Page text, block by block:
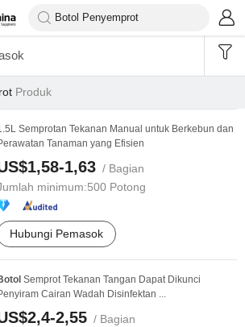
Produk
Semprotan Tekanan Manual untuk Berkebun dan
Tanaman yang Efisien
1,63 / Bagian
minimum:500 Potong
Hubungi Pemasok
Semprot Tekanan Tangan Dapat Dikunci
Cairan Wadah Disinfektan ...
2,55 / Bagian